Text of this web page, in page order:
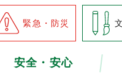
緊急・防災
安全・安心